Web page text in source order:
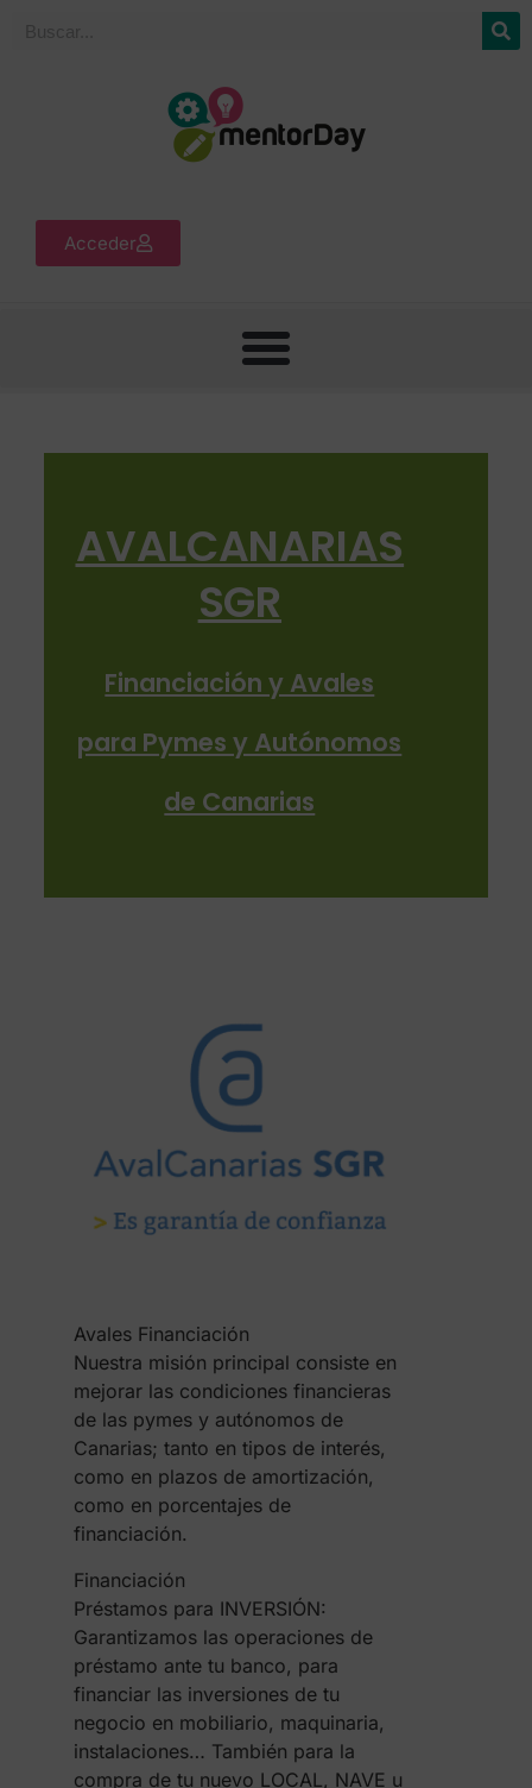
Acceder
AVALCANARIAS
SGR
Financiación y Avales
para Pymes y Autónomos
de Canarias
Avales Financiación
Nuestra misión principal consiste en
mejorar las condiciones financieras
de las pymes y autónomos de
Canarias; tanto en tipos de interés,
como en plazos de amortización,
como en porcentajes de
financiación.
Financiación
Préstamos para INVERSIÓN:
Garantizamos las operaciones de
préstamo ante tu banco, para
financiar las inversiones de tu
negocio en mobiliario, maquinaria,
instalaciones… También para la
compra de tu nuevo LOCAL, NAVE u